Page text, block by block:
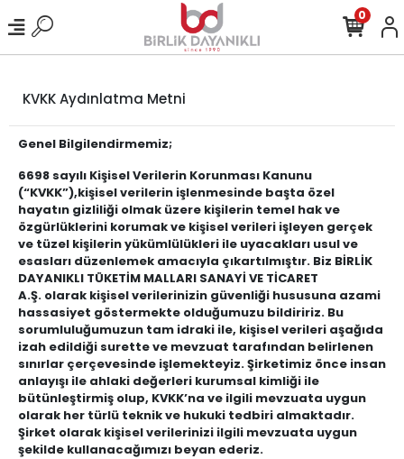
0
KVKK Aydınlatma Metni
Genel Bilgilendirmemiz;
6698 sayılı Kişisel Verilerin Korunması Kanunu
(“KVKK”),kişisel verilerin işlenmesinde başta özel
hayatın gizliliği olmak üzere kişilerin temel hak ve
özgürlüklerini korumak ve kişisel verileri işleyen gerçek
ve tüzel kişilerin yükümlülükleri ile uyacakları usul ve
esasları düzenlemek amacıyla çıkartılmıştır. Biz BİRLİK
DAYANIKLI TÜKETİM MALLARI SANAYİ VE TİCARET
A.Ş. olarak kişisel verilerinizin güvenliği hususuna azami
hassasiyet göstermekte olduğumuzu bildiririz. Bu
sorumluluğumuzun tam idraki ile, kişisel verileri aşağıda
izah edildiği surette ve mevzuat tarafından belirlenen
sınırlar çerçevesinde işlemekteyiz. Şirketimiz önce insan
anlayışı ile ahlaki değerleri kurumsal kimliği ile
bütünleştirmiş olup, KVKK’na ve ilgili mevzuata uygun
olarak her türlü teknik ve hukuki tedbiri almaktadır.
Şirket olarak kişisel verilerinizi ilgili mevzuata uygun
şekilde kullanacağımızı beyan ederiz.